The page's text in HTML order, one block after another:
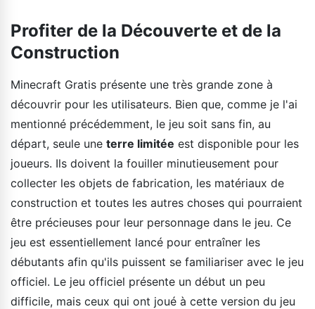
Profiter de la Découverte et de la
Construction
Minecraft Gratis présente une très grande zone à
découvrir pour les utilisateurs. Bien que, comme je l'ai
mentionné précédemment, le jeu soit sans fin, au
départ, seule une terre limitée est disponible pour les
joueurs. Ils doivent la fouiller minutieusement pour
collecter les objets de fabrication, les matériaux de
construction et toutes les autres choses qui pourraient
être précieuses pour leur personnage dans le jeu. Ce
jeu est essentiellement lancé pour entraîner les
débutants afin qu'ils puissent se familiariser avec le jeu
officiel. Le jeu officiel présente un début un peu
difficile, mais ceux qui ont joué à cette version du jeu